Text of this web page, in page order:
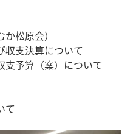
松原会）
収支決算について
支予算（案）について
て